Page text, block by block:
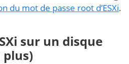
du mot de passe root d’ESXi.
sur un disque
plus)